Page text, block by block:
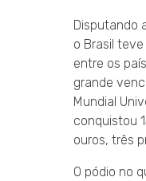
Disputando
o Brasil
entre os
grande
Mundial
conquistou
ouros, três
O pódio no